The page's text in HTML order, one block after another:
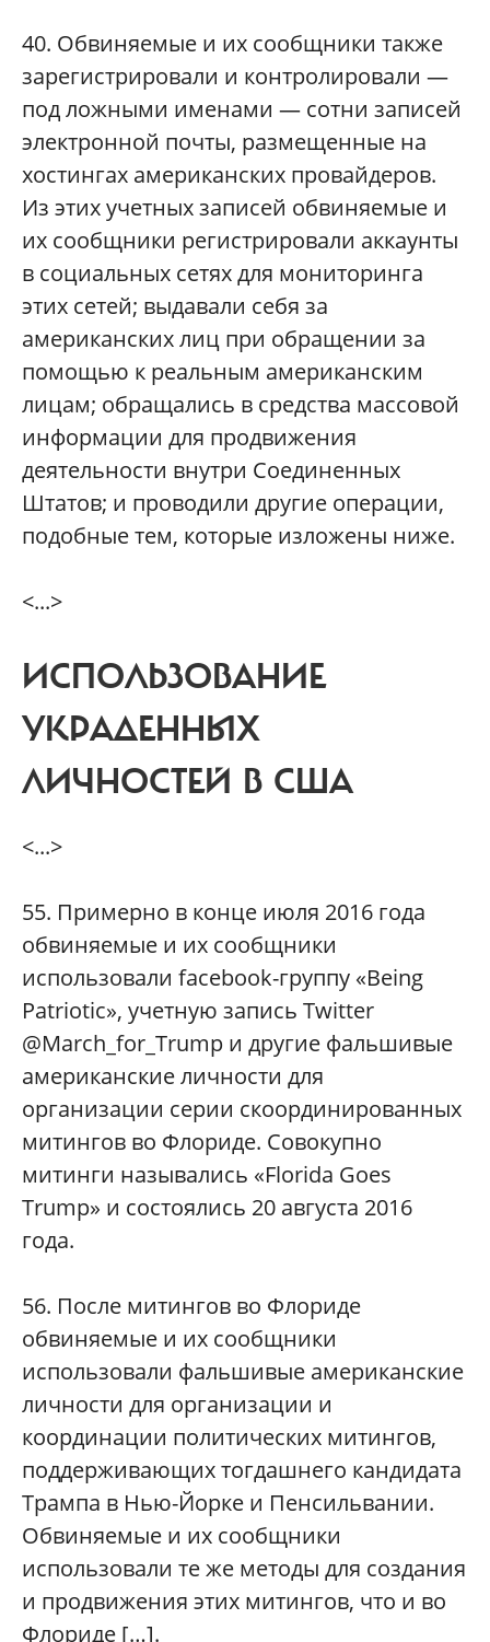
40. Обвиняемые и их сообщники также
зарегистрировали и контролировали —
под ложными именами — сотни записей
электронной почты, размещенные на
хостингах американских провайдеров.
Из этих учетных записей обвиняемые и
их сообщники регистрировали аккаунты
в социальных сетях для мониторинга
этих сетей; выдавали себя за
американских лиц при обращении за
помощью к реальным американским
лицам; обращались в средства массовой
информации для продвижения
деятельности внутри Соединенных
Штатов; и проводили другие операции,
подобные тем, которые изложены ниже.
<...>
ИСПОЛЬЗОВАНИЕ
УКРАДЕННЫХ
ЛИЧНОСТЕЙ В США
<...>
55. Примерно в конце июля 2016 года
обвиняемые и их сообщники
использовали facebook-группу «Being
Patriotic», учетную запись Twitter
@March_for_Trump и другие фальшивые
американские личности для
организации серии скоординированных
митингов во Флориде. Совокупно
митинги назывались «Florida Goes
Trump» и состоялись 20 августа 2016
года.
56. После митингов во Флориде
обвиняемые и их сообщники
использовали фальшивые американские
личности для организации и
координации политических митингов,
поддерживающих тогдашнего кандидата
Трампа в Нью-Йорке и Пенсильвании.
Обвиняемые и их сообщники
использовали те же методы для создания
и продвижения этих митингов, что и во
Флориде […].